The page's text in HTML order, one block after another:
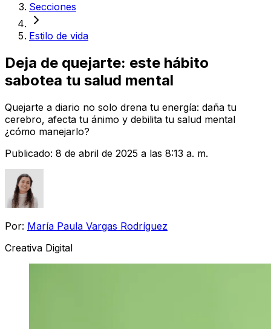
Secciones
Estilo de vida
Deja de quejarte: este hábito
sabotea tu salud mental
Quejarte a diario no solo drena tu energía: daña tu
cerebro, afecta tu ánimo y debilita tu salud mental
¿cómo manejarlo?
Publicado: 8 de abril de 2025 a las 8:13 a. m.
Por: María Paula Vargas Rodríguez
Creativa Digital